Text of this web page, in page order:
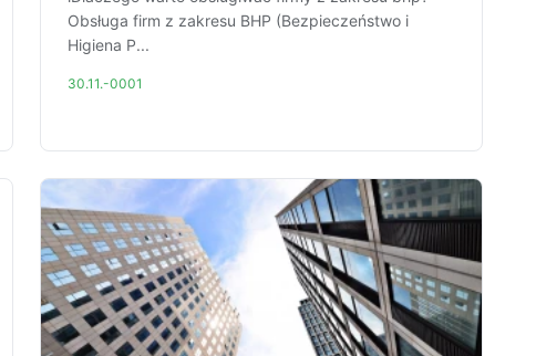
Obsługa firm z zakresu BHP (Bezpieczeństwo i
Higiena P...
30.11.-0001